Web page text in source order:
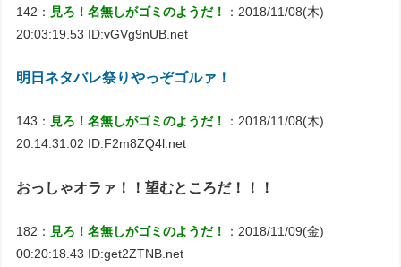
142： 見ろ！名無しがゴミのようだ！
：2018/11/08(木)
20:03:19.53 ID:vGVg9nUB.net
明日ネタバレ祭りやっぞゴルァ！
143： 見ろ！名無しがゴミのようだ！
：2018/11/08(木)
20:14:31.02 ID:F2m8ZQ4l.net
おっしゃオラァ！！望むところだ！！！
182： 見ろ！名無しがゴミのようだ！
：2018/11/09(金)
00:20:18.43 ID:get2ZTNB.net